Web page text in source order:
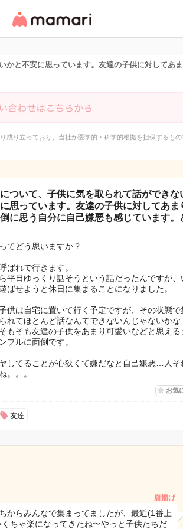
リ・情報サイト
と不安に思っています。友達の子供に対してあ
成り立っており、当社が医学的・科学的根拠を担保するもの
ついて、子供に気を取られて話ができな
思っています。友達の子供に対してあま
に思う自分に自己嫌悪も感じています。
てどう思いますか？
ばれで行きます。
平日ゆっくり話そうという話だったんですが、
ばせようと休日に集まることになりました。
供は自宅に置いて行く予定ですが、その状態で
れてほとんど話なんてできないんじゃないかな
もそも友達の子供をあまり可愛いなどと思える
プルに面倒です。
してることが心狭くて嫌だなと自己嫌悪…人そ
。。。
お気
友達
唐揚げ
からみんなで集まってましたが、最近(1番上
ちゃ楽になってきたね〜やっと子供たちだ